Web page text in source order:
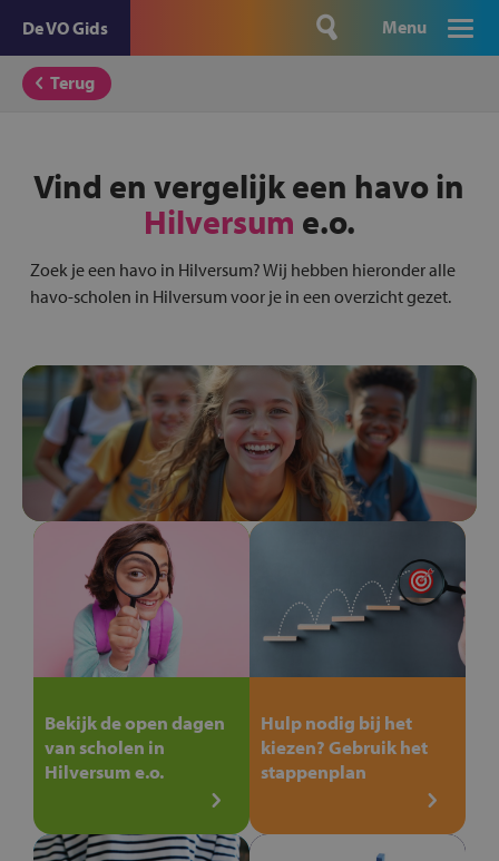
De VO Gids Menu
Terug
Vind en vergelijk een havo in
Hilversum e.o.
Zoek je een havo in Hilversum? Wij hebben hieronder alle
havo-scholen in Hilversum voor je in een overzicht gezet.
Bekijk de open dagen
van scholen in
Hilversum e.o.
Hulp nodig bij het
kiezen? Gebruik het
stappenplan